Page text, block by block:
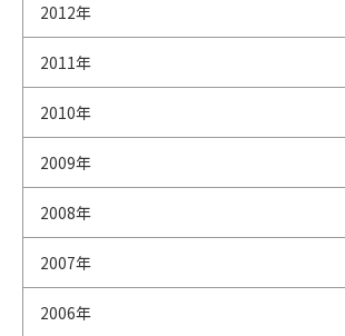
2012年
2011年
2010年
2009年
2008年
2007年
2006年